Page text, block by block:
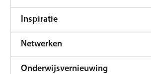
Inspiratie
Netwerken
Onderwijsvernieuwing